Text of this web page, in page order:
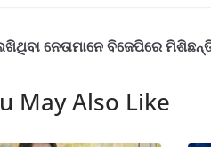
ନେତାମାନେ ବିଜେପିରେ
May Also Like